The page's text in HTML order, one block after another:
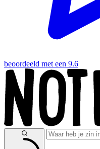
beoordeeld met een 9.6